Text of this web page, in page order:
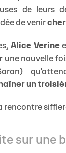
de leurs
de venir
Alice Verine
une nouvelle
un
rencontre
sur une